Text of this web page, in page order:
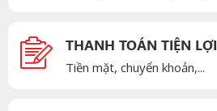
THANH TOÁN TIỆN LỢI
Tiền mặt, chuyển khoản,...